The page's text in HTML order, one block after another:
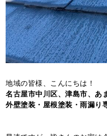
地域の皆様、こんにちは！
名古屋市中川区、津島市、あ
外壁塗装・屋根塗装・雨漏り